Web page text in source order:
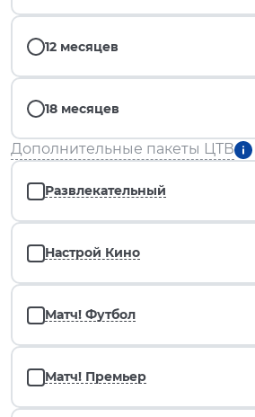
12 месяцев
18 месяцев
Дополнительные пакеты ЦТВ
Развлекательный
Настрой Кино
Матч! Футбол
Матч! Премьер